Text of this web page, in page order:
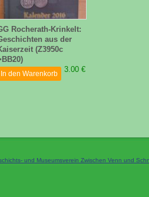
Rocherath-Krinkelt:
aus der
(Z3950c
3.00 €
In den Warenkorb
und Museumsverein Zwischen Venn und